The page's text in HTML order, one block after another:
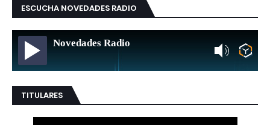
ESCUCHA NOVEDADES RADIO
Novedades Radio
TITULARES